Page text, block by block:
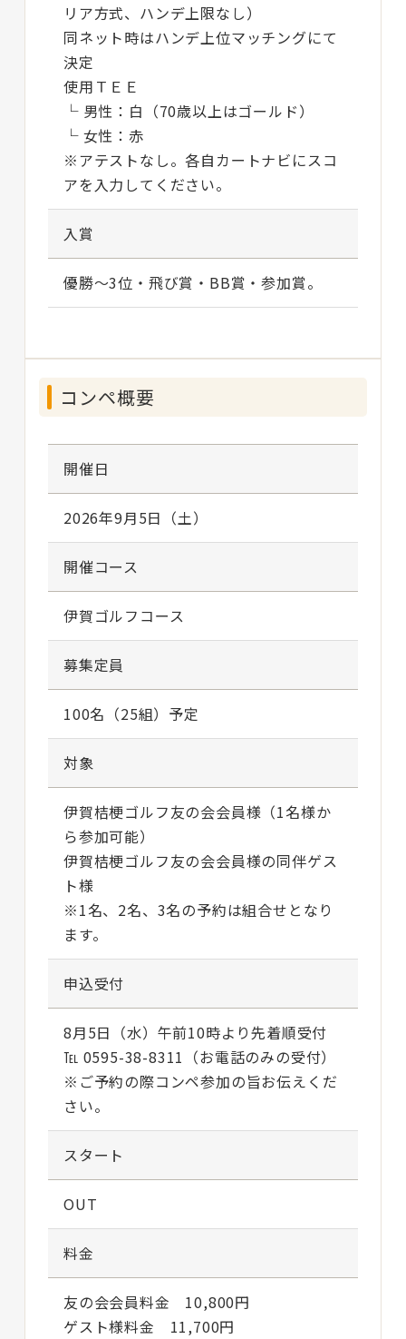
リア方式、ハンデ上限なし）
同ネット時はハンデ上位マッチングにて
決定
使用ＴＥＥ
└ 男性：白（70歳以上はゴールド）
└ 女性：赤
※アテストなし。各自カートナビにスコ
アを入力してください。
入賞
優勝～3位・飛び賞・BB賞・参加賞。
コンペ概要
開催日
2026年9月5日（土）
開催コース
伊賀ゴルフコース
募集定員
100名（25組）予定
対象
伊賀桔梗ゴルフ友の会会員様（1名様か
ら参加可能）
伊賀桔梗ゴルフ友の会会員様の同伴ゲス
ト様
※1名、2名、3名の予約は組合せとなり
ます。
申込受付
8月5日（水）午前10時より先着順受付
℡ 0595-38-8311（お電話のみの受付）
※ご予約の際コンペ参加の旨お伝えくだ
さい。
スタート
OUT
料金
友の会会員料金 10,800円
ゲスト様料金 11,700円